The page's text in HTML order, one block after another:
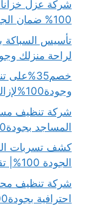
100% ضمان الجودة 99% اتصل بنا الان
لراحة منزلك
وجودة100%لإزالة الدهون والشحوم اتصل بنا الان
المساجد بجودة100%اتصل بنا الان
الجودة 100%| تقارير معتمدة
احترافية بجودة100%اتصل بنا